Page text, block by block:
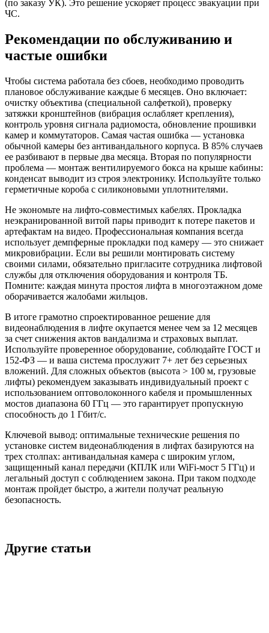
(по заказу УК). Это решение ускоряет процесс эвакуации при
ЧС.
Рекомендации по обслуживанию и
частые ошибки
Чтобы система работала без сбоев, необходимо проводить
плановое обслуживание каждые 6 месяцев. Оно включает:
очистку объектива (специальной салфеткой), проверку
затяжки кронштейнов (вибрация ослабляет крепления),
контроль уровня сигнала радиомоста, обновление прошивки
камер и коммутаторов. Самая частая ошибка — установка
обычной камеры без антивандального корпуса. В 85% случаев
ее разбивают в первые два месяца. Вторая по популярности
проблема — монтаж вентилируемого бокса на крыше кабины:
конденсат выводит из строя электронику. Используйте только
герметичные короба с силиконовыми уплотнителями.
Не экономьте на лифто-совместимых кабелях. Прокладка
неэкранированной витой пары приводит к потере пакетов и
артефактам на видео. Профессиональная компания всегда
использует демпферные прокладки под камеру — это снижает
микровибрации. Если вы решили монтировать систему
своими силами, обязательно пригласите сотрудника лифтовой
службы для отключения оборудования и контроля ТБ.
Помните: каждая минута простоя лифта в многоэтажном доме
оборачивается жалобами жильцов.
В итоге грамотно спроектированное решение для
видеонаблюдения в лифте окупается менее чем за 12 месяцев
за счет снижения актов вандализма и страховых выплат.
Используйте проверенное оборудование, соблюдайте ГОСТ и
152-ФЗ — и ваша система прослужит 7+ лет без серьезных
вложений. Для сложных объектов (высота > 100 м, грузовые
лифты) рекомендуем заказывать индивидуальный проект с
использованием оптоволоконного кабеля и промышленных
мостов диапазона 60 ГГц — это гарантирует пропускную
способность до 1 Гбит/с.
Ключевой вывод: оптимальные технические решения по
установке систем видеонаблюдения в лифтах базируются на
трех столпах: антивандальная камера с широким углом,
защищенный канал передачи (КПЛК или WiFi-мост 5 ГГц) и
легальный доступ с соблюдением закона. При таком подходе
монтаж пройдет быстро, а жители получат реальную
безопасность.
Другие статьи